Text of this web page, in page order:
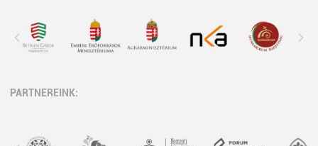
PARTNEREINK: